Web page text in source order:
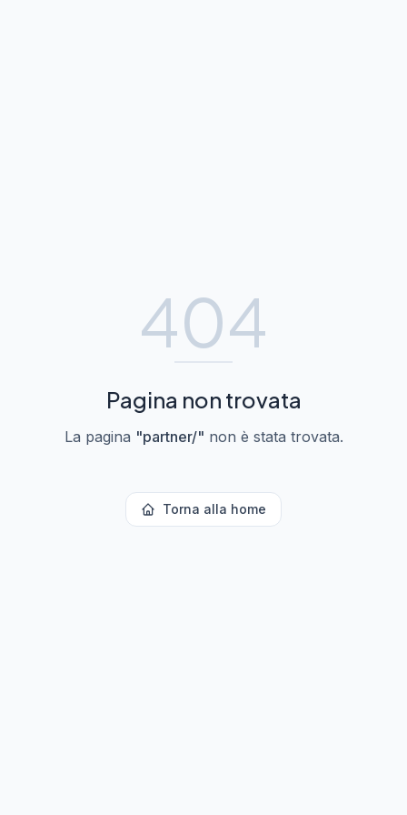
404
Pagina non trovata
La pagina "partner/" non è stata trovata.
Torna alla home